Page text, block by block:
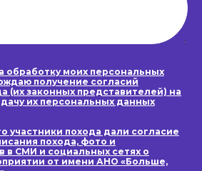
обработку моих персональных
получение согласий
(их законных представителей) на
их персональных данных
участники похода дали согласие
похода, фото и
в СМИ и социальных сетях о
от имени АНО «Больше,